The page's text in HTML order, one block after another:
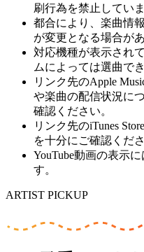
刷行為を禁止していま
都合により、楽曲情
が変更となる場合が
対応機種が表示され
ムによっては選曲で
リンク先のApple
や楽曲の配信状況に
確認ください。
リンク先のiTunes
を十分にご確認くださ
YouTube動画の表示に
す。
ARTIST PICKUP